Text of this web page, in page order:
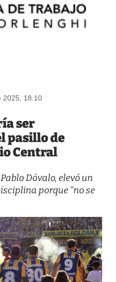
2025, 18:10
ser
pasillo de
Central
Dóvalo, elevó un
porque "no se